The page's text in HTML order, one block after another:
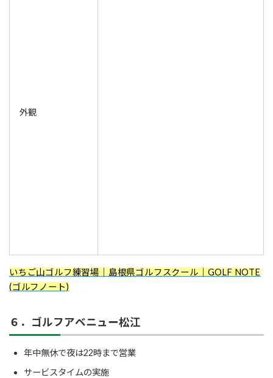
外観
いちご山ゴルフ練習場 ｜島根県ゴルフスクール｜GOLF NOTE
(ゴルフノート)
６．ゴルフアベニュー松江
年中無休で夜は22時まで営業
サービスタイムの実施